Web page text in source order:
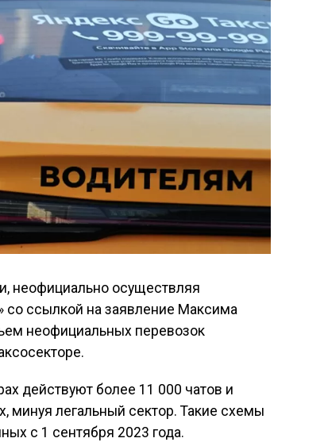
неофициально осуществляя
ссылкой на заявление Максима
неофициальных перевозок
действуют более 11 000 чатов и
минуя легальный сектор. Такие схемы
с 1 сентября 2023 года.